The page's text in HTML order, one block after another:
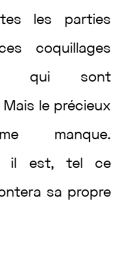
les parties
coquillages
qui sont
Mais le précieux
me manque.
il est, tel ce
sa propre